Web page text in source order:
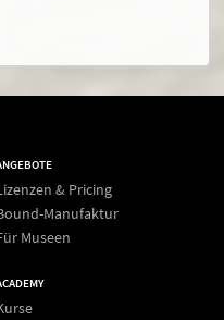
& Pricing
Manufaktur
Museen